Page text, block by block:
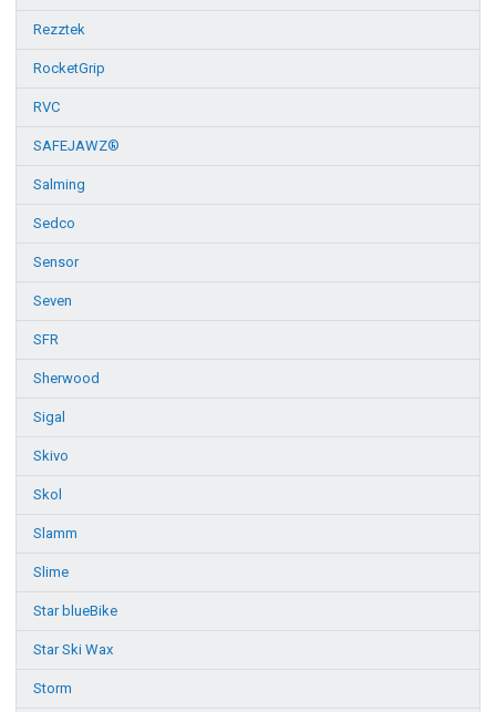
Rezztek
RocketGrip
RVC
SAFEJAWZ®
Salming
Sedco
Sensor
Seven
SFR
Sherwood
Sigal
Skivo
Skol
Slamm
Slime
Star blueBike
Star Ski Wax
Storm